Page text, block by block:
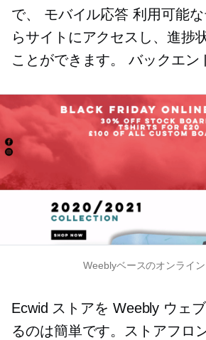
で、 モバイル応答 利用可能
らサイトにアクセスし、進捗
ことができます。バックエン
Weeblyベースのオンライ
Ecwid ストアを Weebly ウェ
るのは簡単です。ストアフロ